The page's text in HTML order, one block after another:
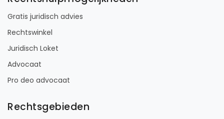
Gratis juridisch advies
Rechtswinkel
Juridisch Loket
Advocaat
Pro deo advocaat
Rechtsgebieden